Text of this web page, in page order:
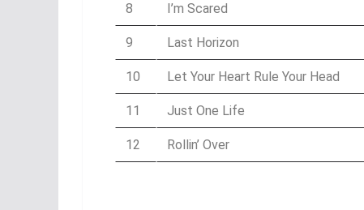
8 I’m Scared
9 Last Horizon
10 Let Your Heart Rule Your Head
11 Just One Life
12 Rollin’ Over